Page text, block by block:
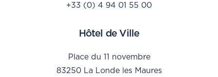
Hôtel de Ville
Place du 11 novembre
83250 La Londe les Maures
+33 (0) 4 94 01 55 00